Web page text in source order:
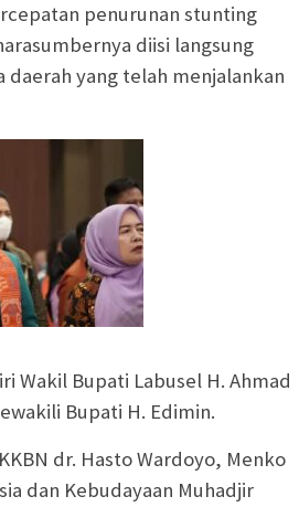
penurunan stunting
diisi langsung
yang telah menjalankan
Wakil Bupati Labusel H. Ahmad
Bupati H. Edimin.
dr. Hasto Wardoyo, Menko
dan Kebudayaan Muhadjir